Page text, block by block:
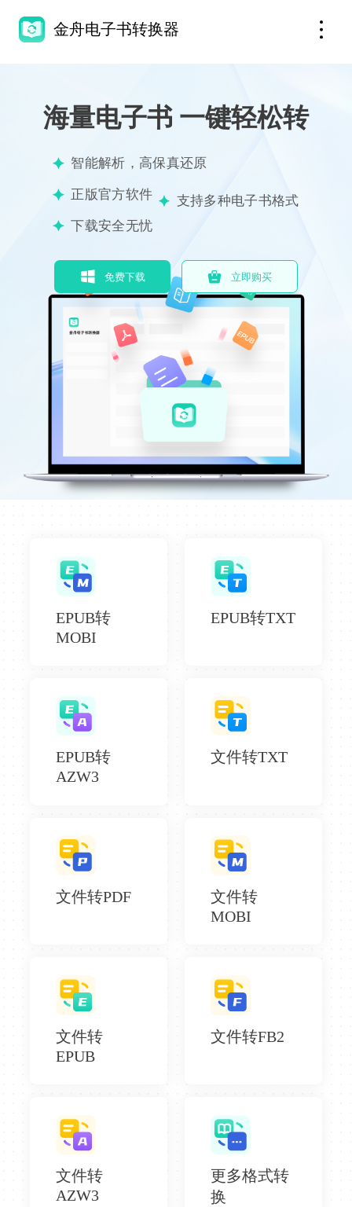
金舟电子书转换器
海量电子书 一键轻松转
智能解析，高保真还原
正版官方软件
支持多种电子书格式
下载安全无忧
免费下载 立即购买
EPUB转
MOBI
EPUB转TXT
EPUB转
AZW3
文件转TXT
文件转PDF
文件转
MOBI
文件转
EPUB
文件转FB2
文件转
AZW3
更多格式转
换